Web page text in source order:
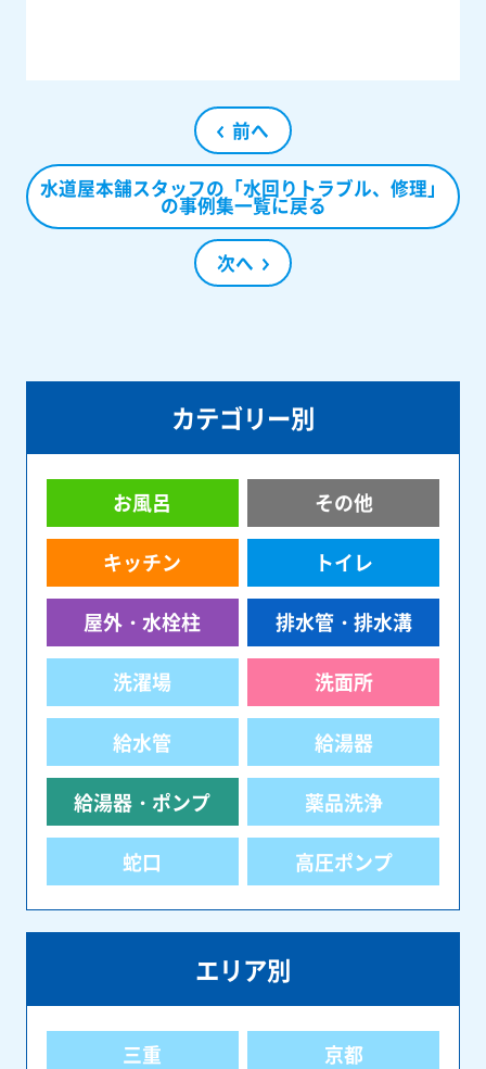
前へ
水道屋本舗スタッフの「水回りトラブル、修理」
の事例集一覧に戻る
次へ
カテゴリー別
お風呂 その他
キッチン トイレ
屋外・水栓柱 排水管・排水溝
洗濯場 洗面所
給水管 給湯器
給湯器・ポンプ 薬品洗浄
蛇口 高圧ポンプ
エリア別
三重 京都